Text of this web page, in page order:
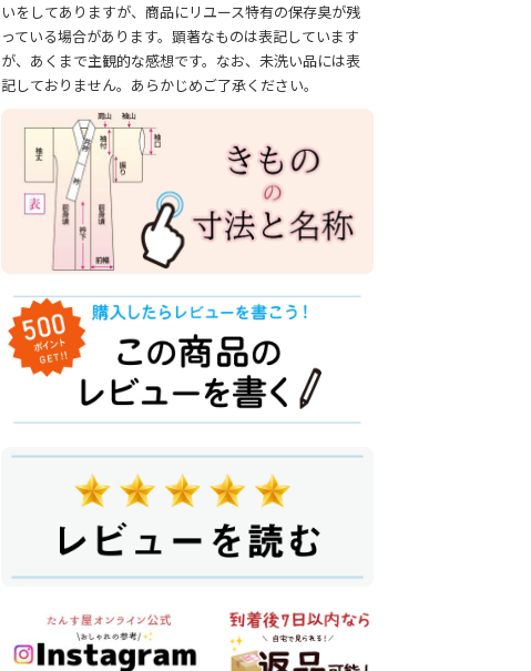
いをしてありますが、商品にリユース特有の保存臭が残
っている場合があります。顕著なものは表記しています
が、あくまで主観的な感想です。なお、未洗い品には表
記しておりません。あらかじめご了承ください。